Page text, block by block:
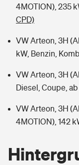
4MOTION), 235
CPD)
VW Arteon, 3H
kW, Benzin,
VW Arteon, 3H
Diesel, Coupe,
VW Arteon, 3H
4MOTION), 142